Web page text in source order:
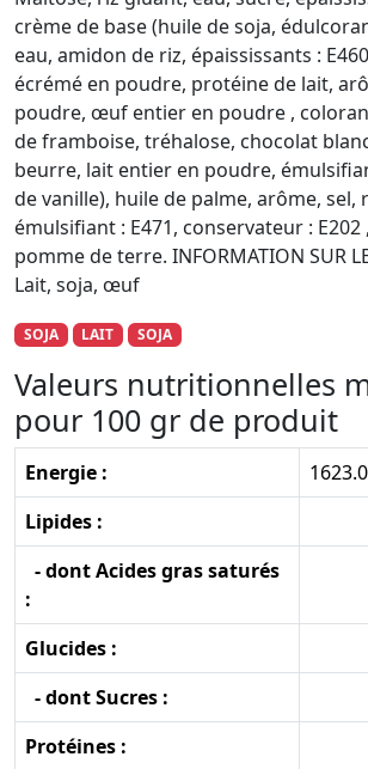
crème de base (huile de soja,
eau, amidon de riz, épaississants :
écrémé en poudre, protéine de lait,
poudre, œuf entier en poudre ,
de framboise, tréhalose, chocolat
beurre, lait entier en poudre,
de vanille), huile de palme, arôme, sel,
émulsifiant : E471, conservateur : E202
pomme de terre. INFORMATION SUR
Lait, soja, œuf
SOJA LAIT SOJA
Valeurs nutritionnelles
pour 100 gr de produit
Energie :
Lipides :
- dont Acides gras saturés
:
Glucides :
- dont Sucres :
Protéines :